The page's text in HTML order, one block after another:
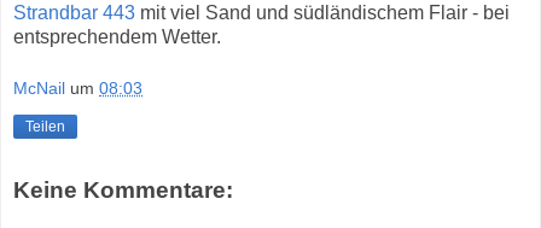
Strandbar 443 mit viel Sand und südländischem Flair - bei
entsprechendem Wetter.
McNail um 08:03
Teilen
Keine Kommentare: